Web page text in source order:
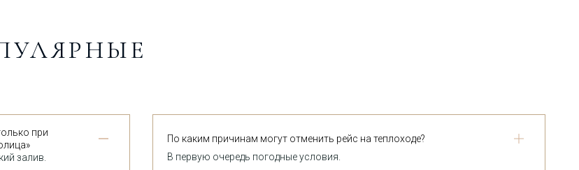
при
залив.
По каким причинам могут отменить рейс на теплоходе?
В первую очередь погодные условия.